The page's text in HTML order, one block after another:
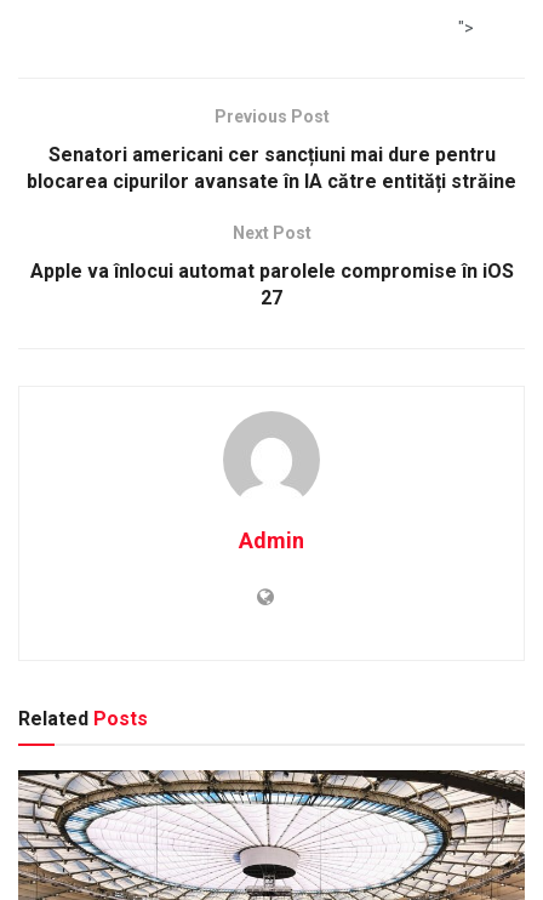
">
Previous Post
Senatori americani cer sancțiuni mai dure pentru
blocarea cipurilor avansate în IA către entități străine
Next Post
Apple va înlocui automat parolele compromise în iOS
27
Admin
Related Posts